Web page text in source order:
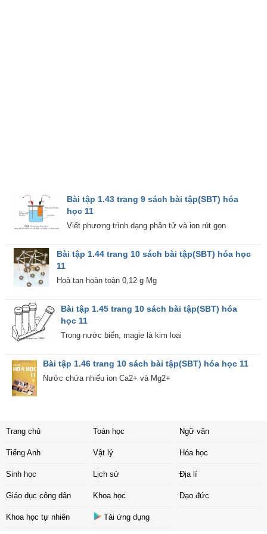
Bài tập 1.43 trang 9 sách bài tập(SBT) hóa
học 11
Viết phương trình dạng phân tử và ion rút gọn
Bài tập 1.44 trang 10 sách bài tập(SBT) hóa học
11
Hoà tan hoàn toàn 0,12 g Mg
Bài tập 1.45 trang 10 sách bài tập(SBT) hóa
học 11
Trong nước biển, magie là kim loại
Bài tập 1.46 trang 10 sách bài tập(SBT) hóa học 11
Nước chứa nhiểu ion Ca2+ và Mg2+
Trang chủ Toán học Ngữ văn
Tiếng Anh Vật lý Hóa học
Sinh học Lịch sử Địa lí
Giáo dục công dân Khoa học Đạo đức
Khoa học tự nhiên Tải ứng dụng